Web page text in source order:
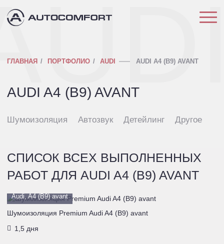
ГЛАВНАЯ ПОРТФОЛИО AUDI AUDI A4 (B9) AVANT
AUDI A4 (B9) AVANT
Шумоизоляция Автозвук Детейлинг Другое
СПИСОК ВСЕХ ВЫПОЛНЕННЫХ
РАБОТ ДЛЯ AUDI A4 (B9) AVANT
Audi, A4 (B9) avant
Шумоизоляция Premium Audi A4 (B9) avant
1,5 дня